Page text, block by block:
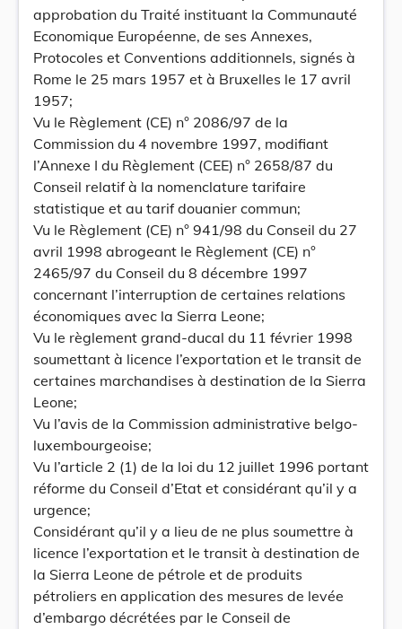
approbation du Traité instituant la Communauté
Economique Européenne, de ses Annexes,
Protocoles et Conventions additionnels, signés à
Rome le 25 mars 1957 et à Bruxelles le 17 avril
1957;
Vu le Règlement (CE) n° 2086/97 de la
Commission du 4 novembre 1997, modifiant
l’Annexe I du Règlement (CEE) n° 2658/87 du
Conseil relatif à la nomenclature tarifaire
statistique et au tarif douanier commun;
Vu le Règlement (CE) n° 941/98 du Conseil du 27
avril 1998 abrogeant le Règlement (CE) n°
2465/97 du Conseil du 8 décembre 1997
concernant l’interruption de certaines relations
économiques avec la Sierra Leone;
Vu le règlement grand-ducal du 11 février 1998
soumettant à licence l’exportation et le transit de
certaines marchandises à destination de la Sierra
Leone;
Vu l’avis de la Commission administrative belgo-
luxembourgeoise;
Vu l’article 2 (1) de la loi du 12 juillet 1996 portant
réforme du Conseil d’Etat et considérant qu’il y a
urgence;
Considérant qu’il y a lieu de ne plus soumettre à
licence l’exportation et le transit à destination de
la Sierra Leone de pétrole et de produits
pétroliers en application des mesures de levée
d’embargo décrétées par le Conseil de